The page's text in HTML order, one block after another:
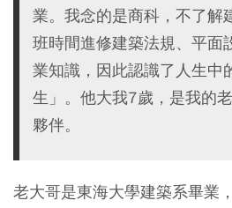
業。我念的是商科，不了解
班時間進修建築法規、平面
業知識，因此認識了人生中
生」。他大我7歲，是我的
夥伴。
老大哥是東海大學建築系畢業